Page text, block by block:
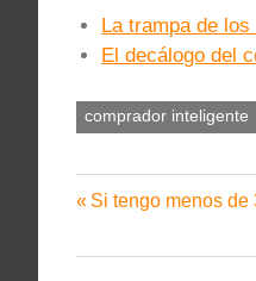
La trampa de
El decálogo del
comprador inteligente
de
Entrada
Si tengo menos